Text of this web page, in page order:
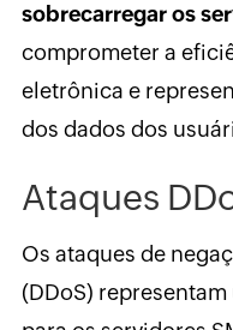
sobrecarregar os
comprometer a
eletrônica e
dos dados dos
Ataques
Os ataques de
(DDoS)